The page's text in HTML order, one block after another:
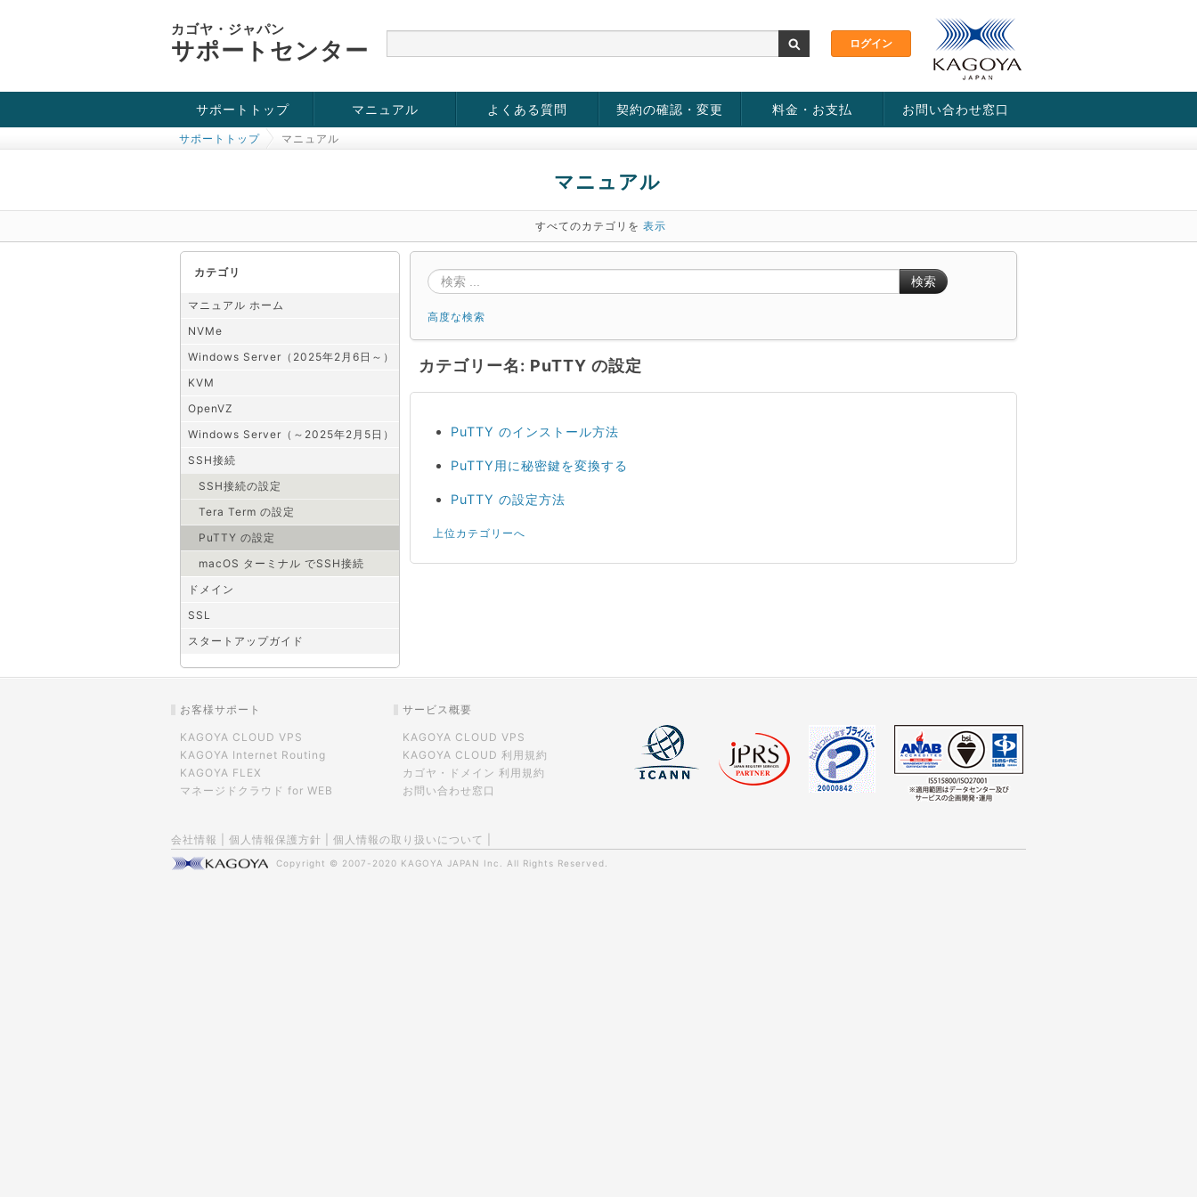
カゴヤ・ジャパン
サポートセンター
サポートトップ
お役立ち情報
チュートリアル
障害・メンテナンス情報
マニュアル
KVM
OpenVZ
Windows Server
SSH接続
ドメイン
SSL
よくある質問 契約の確認・変更 料金・お支払 お問い合わせ窓口
サポートトップ マニュアル
マニュアル
すべてのカテゴリを 表示
カテゴリ
マニュアル ホーム
NVMe
Windows Server（2025年2月6日～）
KVM
OpenVZ
Windows Server（～2025年2月5日）
SSH接続
SSH接続の設定
Tera Term の設定
PuTTY の設定
macOS ターミナル でSSH接続
ドメイン
SSL
スタートアップガイド
検索
高度な検索
カテゴリー名: PuTTY の設定
PuTTY のインストール方法
PuTTY用に秘密鍵を変換する
PuTTY の設定方法
上位カテゴリーへ
お客様サポート
KAGOYA CLOUD VPS
KAGOYA Internet Routing
KAGOYA FLEX
マネージドクラウド for WEB
サービス概要
KAGOYA CLOUD VPS
KAGOYA CLOUD 利用規約
カゴヤ・ドメイン 利用規約
お問い合わせ窓口
会社情報 個人情報保護方針 個人情報の取り扱いについて
Copyright © 2007-2020 KAGOYA JAPAN Inc. All Rights Reserved.